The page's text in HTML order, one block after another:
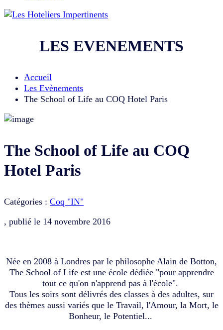
LES EVENEMENTS
Accueil
Les Evènements
The School of Life au COQ Hotel Paris
The School of Life au COQ
Hotel Paris
Catégories : Coq "IN"
, publié le 14 novembre 2016
Née en 2008 à Londres par le philosophe Alain de Botton,
The School of Life est une école dédiée "pour apprendre
tout ce qu'on n'apprend pas à l'école".
Tous les soirs sont délivrés des classes à des adultes, sur
des thèmes aussi variés que le Travail, l'Amour, la Mort, le
Bonheur, le Potentiel...